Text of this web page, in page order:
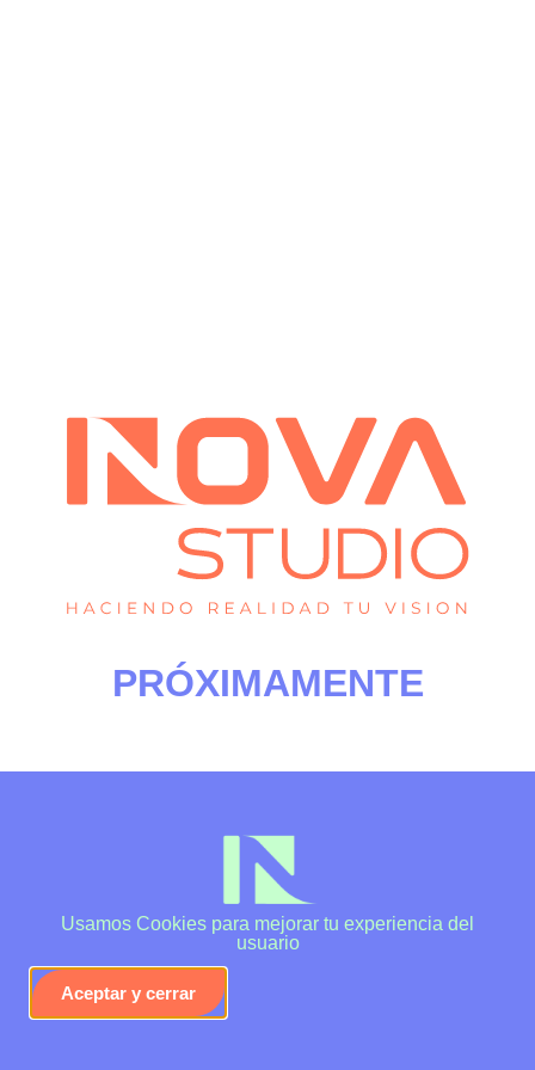
PRÓXIMAMENTE
Usamos Cookies para mejorar tu experiencia del
usuario
Aceptar y cerrar